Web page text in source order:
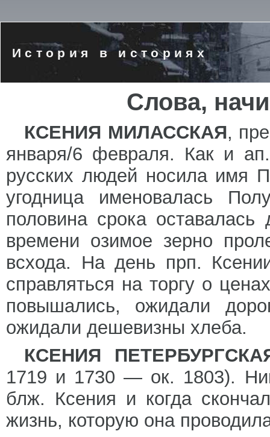
История в историях
Слова,
КСЕНИЯ МИЛАССКАЯ,
января/6 февраля. Как и
русских людей носила имя
угодница именовалась
половина срока
времени озимое зерно
всхода. На день прп.
справляться на торгу о
повышались, ожидали
ожидали дешевизны хлеба.
КСЕНИЯ
1719 и 1730 — ок. 1803).
блж. Ксения и когда
жизнь, которую она